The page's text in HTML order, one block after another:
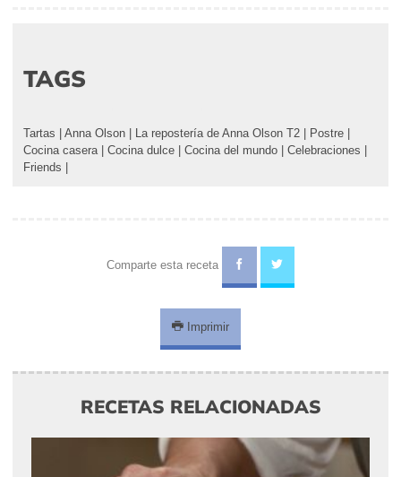
TAGS
Tartas Anna Olson La repostería de Anna Olson T2 Postre
Cocina casera| Cocina dulce Cocina del mundo Celebraciones
Friends
Comparte esta receta
Imprimir
RECETAS RELACIONADAS